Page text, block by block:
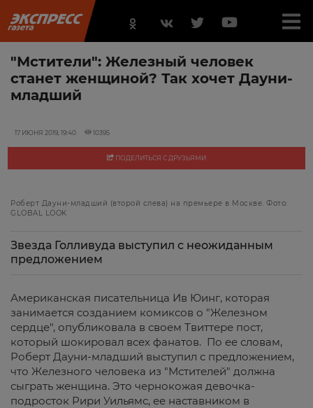
"Мстители": Железный человек
станет женщиной? Так хочет Дауни-
младший
17 ИЮНЯ 2019, 19:40 10395
ПОДЕЛИТЬСЯ С ДРУЗЬЯМИ
Роберт Дауни-младший (второй слева) на премьере в Москве. Фото:
GLOBAL LOOK
Звезда Голливуда выступил с неожиданным
предложением
Американская писательница Ив Юинг, которая
занимается созданием комиксов о "Железном
сердце", опубликовала в своем Твиттере пост,
который шокировал всех фанатов. По ее словам,
Роберт Дауни-младший выступил с предложением,
что Железного человека из "Мстителей" должна
сыграть женщина. Это чернокожая девочка-
подросток Рири Уильямс, ее наставником в